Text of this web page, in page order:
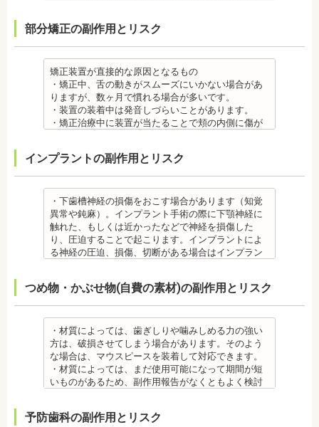
は、皮膚科で行われているパッチテストなどをうけ
さい。矯正装置を装着したあとに、皮膚や口腔の粘
膜にアレルギー症状が起きた場合は、速やかに歯科
医師の指示を仰いでください。
抜歯・麻酔 ・矯正をしたい箇所に十分なスペースが
ない場合は、抜歯を必要とすることもあります。健
康上問題のない歯を抜歯する場合もあります。
・抜歯する場合は麻酔注射を行います。麻酔薬の中
もあるため、心が起こることもあります。臓や血圧
は、頬を噛んだり、熱いものを飲んだりしてもわか
らないため、口腔内を傷つけるリスクがあります。
さらに、麻酔によって悪心、嘔吐、アレルギー反応
虫歯・歯周病 ・矯正治療中、矯正装置の周りなど、
ブラッシング（歯磨き）しにくい部分ができるた
め、虫歯や歯周炎のリスクが高くなります。
を歯科医師より受けて 、毎日丁寧なブラッシング、
のケアをすることも役立ちます。
・矯正中に虫歯が悪化した場合は、矯正終了後に虫
歯の治療をする、もしくは、矯正中に器具を一度外
して治療を行う必要が生じることがあります。
・基本的に、矯正中には虫歯や歯周病の治療が行え
ません。そのため矯正前にこれらの治療を終わらせ
合は、一般的な歯科医院で、事前に虫歯、歯周病の
・矯正治療中に装置が当たることで頬の内側に傷が
ついたり、口内炎になったり、歯の移動に伴う痛み
を感じることもありますので、必要に応じワックス
で対処する場合やその他の対処策を行う場合があり
ます。
・矯正装置を装着した直後や、ワイヤーを交換した
直後に痛みを感じることがありますが、数日でおさ
まる場合が多いです。また、冷たいものを飲んだと
科医師に相談しましょう。
・矯正装置には、さまざまな金属素材が使用されて
いるため、金属アレルギーのある方、不安がある方
は、皮膚科で行われているパッチテストをうけて、
アレルギー材料を特定し、歯科医師に伝えてくださ
い。矯正装置を装着したあとに、皮膚や口腔の粘膜
にアレルギー症状が起きた場合は、速やかに歯科医
師の指示を仰いでください。
・矯正をしたい箇所に十分なスペースがない場合
・抜歯する場合は麻酔注射を行います。麻酔の中に
は、成分に心拍数、血圧を上げる作用があるものも
あるため、心臓や血圧に問題がある方が使用する
と、動悸、血圧上昇を起こす場合があります。ま
た、頬を噛んでもわからなかったり、熱いものを飲
んでもわからないため、口腔内を傷つけるリスクが
さらに、麻酔によって悪心、嘔吐、アレルギー反応
部分矯正の副作用とリスク
矯正装置が直接的な原因となるもの
・矯正中、舌の動きがスムーズにいかない場合があ
りますが、数ヶ月で慣れる場合が多いです。
・装置の装着中は発音しづらいことがあります。
・矯正治療中に装置が当たることで頬の内側に傷が
で対処する場合やその他の対処策を行う場合があり
ます。
・矯正装置を装着した直後や、ワイヤーを交換した
直後に痛みを感じることがありますが、数日でおさ
まる場合が多いです。また、冷たいものを飲んだと
きにしみる「知覚過敏」があらわれる場合がありま
すが、基本的には数日で改善されます。長期間痛む
場合は、歯科医師に相談しましょう。
いるため、金属アレルギーのある方、不安がある方
アレルギー材料を特定し、歯科医師に伝えてくださ
い。矯正装置を装着したあとに、皮膚や口腔の粘膜
にアレルギー症状が起きた場合は、速やかに歯科医
師の指示を仰いでください。
抜歯・麻酔
・矯正をしたい箇所に十分なスペースがない場合
は、抜歯を必要とする場合もあります。健康上問題
痛みを感じることもありますので、歯科医師の判断
インプラントの副作用とリスク
・下歯槽神経の損傷をおこす場合があります（知覚
異常や鈍麻）。インプラント手術の際に下顎神経に
触れた、もしくは近かったなどで神経を損傷した
り、圧迫することで起こります。インプラントによ
る神経の圧迫、損傷、切断がある場合はインプラン
・上あごにインプラントを埋める際に、上顎洞を破
る場合があります。手術した時に感染が生じると蓄
膿症になる場合があります。この場合は、インプラ
ントを除去する場合もあります。また、蓄膿症の治
療には耳鼻咽喉科にて治療が必要な場合もありま
す。
・インプラントは、入れ歯の治療とは異なり、外科
手術を行う必要があります。手術により今までは何
けられない場合もあります。免疫力や抵抗力が低下
つめ物・かぶせ物(自費の素材)の副作用とリスク
・材質によっては、歯ぎしりや噛みしめる力の強い
方は、破損させてしまう場合があります。そのよう
な場合は、マウスピースを装着して対応できます。
・材質によっては、まだ使用可能になって期間が短
いものがあるため、副作用報告がなくともよく検討
・ジルコニア自体が割れてしまうのではなく、表面
予防歯科の副作用とリスク